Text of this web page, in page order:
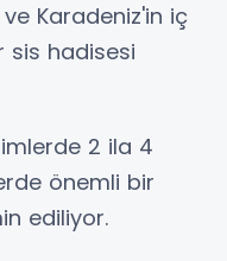
Karadeniz'in iç
sis hadisesi
2 ila 4
önemli bir
ediliyor.